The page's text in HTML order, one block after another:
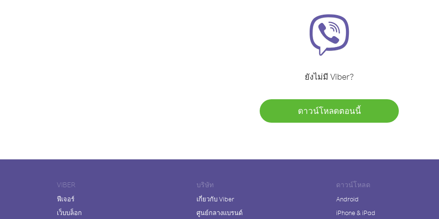
ยังไม่มี Viber?
ดาวน์โหลดตอนนี้
VIBER
ฟีเจอร์
เว็บบล็อก
บริษัท
เกี่ยวกับ Viber
ศูนย์กลางแบรนด์
ดาวน์โหลด
Android
iPhone & iPad